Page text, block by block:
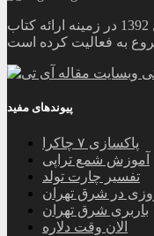
وبسایت مقاله آی تی از آبان ماه سال 1392 در زمینه ارائه کتاب
پیوندهای مفید
پاکسازی ۷ چاکرا
آموزش شمع تراپی
تفسیر چارت تولد
در شرق تهران
باربری شرق تهران
الان وقت دلاره